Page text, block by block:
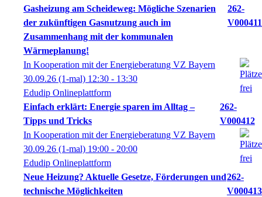
Gasheizung am Scheideweg: Mögliche Szenarien
der zukünftigen Gasnutzung auch im
Zusammenhang mit der kommunalen
Wärmeplanung!
262-
V000411
In Kooperation mit der Energieberatung VZ Bayern
30.09.26 (1-mal) 12:30 - 13:30
Edudip Onlineplattform
Einfach erklärt: Energie sparen im Alltag –
Tipps und Tricks
262-
V000412
In Kooperation mit der Energieberatung VZ Bayern
30.09.26 (1-mal) 19:00 - 20:00
Edudip Onlineplattform
Neue Heizung? Aktuelle Gesetze, Förderungen und
technische Möglichkeiten
262-
V000413